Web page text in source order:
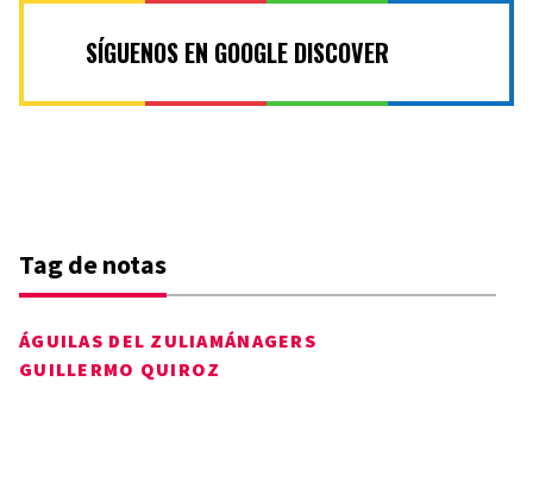
SÍGUENOS EN GOOGLE DISCOVER
Tag de notas
ÁGUILAS DEL ZULIAMÁNAGERS
GUILLERMO QUIROZ